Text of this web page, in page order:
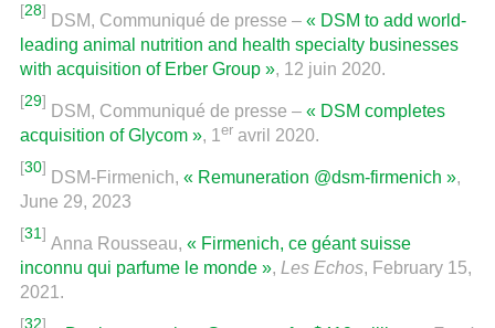
[28]
DSM, Communiqué de presse – « DSM to add world-
leading animal nutrition and health specialty businesses
with acquisition of Erber Group », 12 juin 2020.
[29]
DSM, Communiqué de presse – « DSM completes
acquisition of Glycom », 1 er avril 2020.
[30]
DSM-Firmenich, « Remuneration @dsm-firmenich »,
June 29, 2023
[31]
Anna Rousseau, « Firmenich, ce géant suisse
inconnu qui parfume le monde », Les Echos, February 15,
2021.
[32]